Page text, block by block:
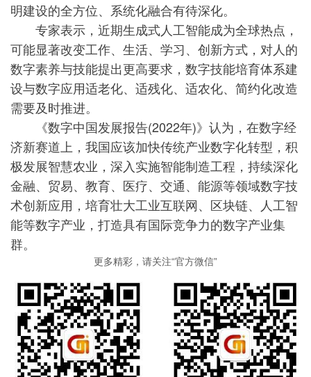
明建设的全方位、系统化融合有待深化。
专家表示，近期生成式人工智能成为全球热点，
可能显著改变工作、生活、学习、创新方式，对人的
数字素养与技能提出更高要求，数字技能培育体系建
设与数字应用适老化、适残化、适农化、简约化改造
需要及时推进。
《数字中国发展报告(2022年)》认为，在数字经
济新赛道上，我国应该加快传统产业数字化转型，积
极发展智慧农业，深入实施智能制造工程，持续深化
金融、贸易、教育、医疗、交通、能源等领域数字技
术创新应用，培育壮大工业互联网、区块链、人工智
能等数字产业，打造具有国际竞争力的数字产业集
群。
更多精彩，请关注“官方微信”